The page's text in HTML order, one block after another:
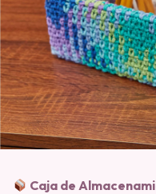
Caja de